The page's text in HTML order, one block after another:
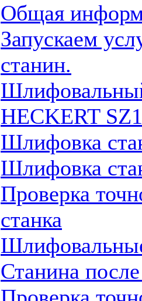
Общая
Запускаем
станин.
HECKERT
Шлифовка
Шлифовка
Проверка
станка
Станина